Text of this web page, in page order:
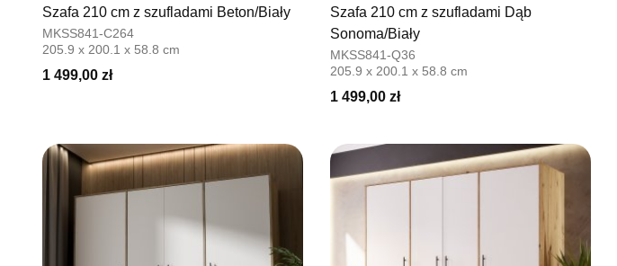
Szafa 210 cm z szufladami Beton/Biały
MKSS841-C264
205.9 x 200.1 x 58.8 cm
1 499,00 zł
Szafa 210 cm z szufladami Dąb
Sonoma/Biały
MKSS841-Q36
205.9 x 200.1 x 58.8 cm
1 499,00 zł